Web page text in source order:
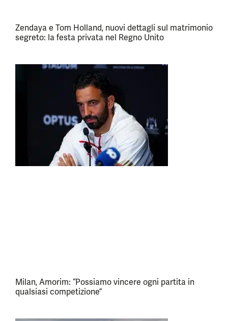
Zendaya e Tom Holland, nuovi dettagli sul matrimonio
segreto: la festa privata nel Regno Unito
Milan, Amorim: “Possiamo vincere ogni partita in
qualsiasi competizione”